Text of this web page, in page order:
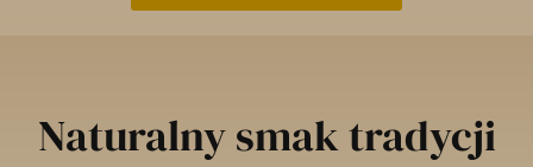
Naturalny smak tradycji